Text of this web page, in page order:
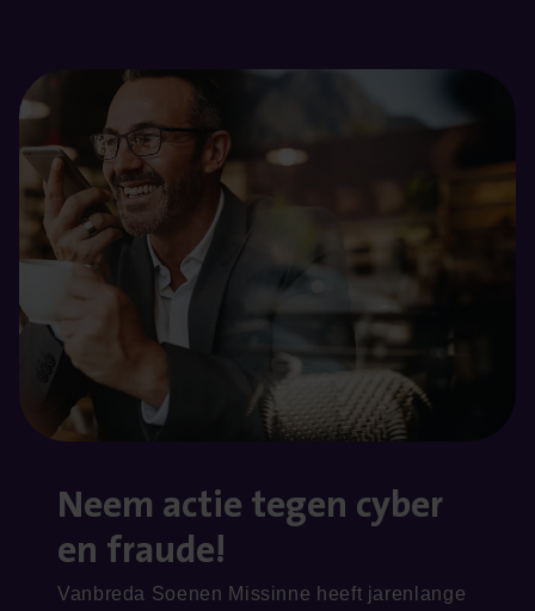
Neem actie tegen cyber
en fraude!
Vanbreda Soenen Missinne heeft jarenlange